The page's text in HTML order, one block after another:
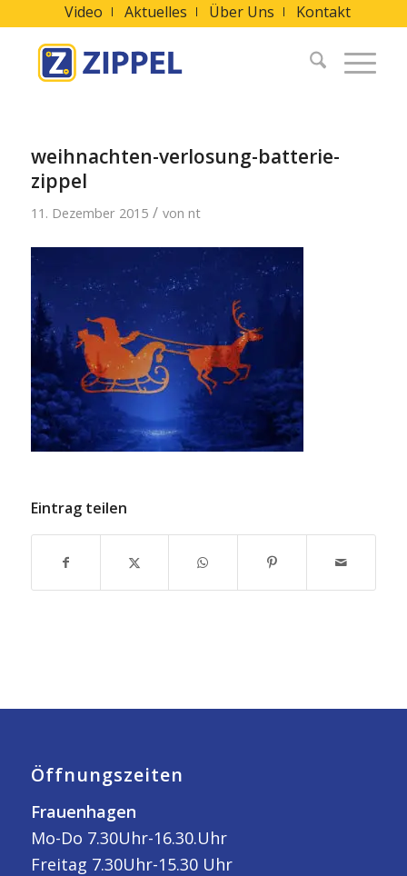
Video Aktuelles Über Uns Kontakt
weihnachten-verlosung-batterie-
zippel
11. Dezember 2015 / von nt
Eintrag teilen
Öffnungszeiten
Frauenhagen
Mo-Do 7.30Uhr-16.30.Uhr
Freitag 7.30Uhr-15.30 Uhr